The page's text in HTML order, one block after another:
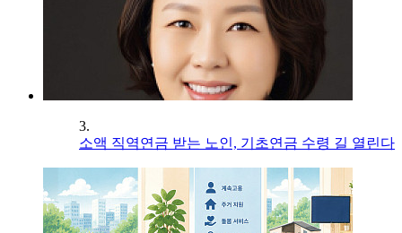
3.
소액 직역연금 받는 노인, 기초연금 수령 길 열린다